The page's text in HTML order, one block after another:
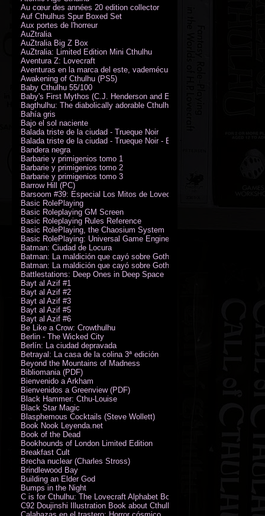
Au cœur des années 20 edition collector
Auf Cthulhus Spur Boxed Set
Aux portes de l'horreur
AuZtralia
AuZtralia Big Z Box
AuZtralia: Limited Edition Mini Cthulhu
Aventura Z: Lovecraft
Aventuras en la marca del este, vademécum de campaña
Awakening of Cthulhu (PS5)
Baby Cthulhu 55/100
Baby's First Mythos (C.J. Henderson and Erica Henderson)
Bagthulhu: The diabolically adorable Cthulhu plushie dicebag
Bahía gris
Bajo el sol naciente
Balada triste de la ciudad - Trueque Noir
Balada triste de la ciudad - Trueque Noir - Edición de coleccionista
Bandera negra
Barbarie y primigenios tomo 1
Barbarie y primigenios tomo 2
Barbarie y primigenios tomo 3
Barrow Hill (PC)
Barsoom #39: Especial Los Mitos de Lovecraft
Basic RolePlaying
Basic Roleplaying GM Screen
Basic Roleplaying Rules Reference
Basic RolePlaying, the Chaosium System
Basic RolePlaying: Universal Game Engine (PDF)
Batman: Ciudad de Locura
Batman: La maldición que cayó sobre Gotham
Batman: La maldición que cayó sobre Gotham
Battlestations: Deep Ones in Deep Space
Bayt al Azif #1
Bayt al Azif #2
Bayt al Azif #3
Bayt al Azif #5
Bayt al Azif #6
Be Like a Crow: Crowthulhu
Berlin - The Wicked City
Berlín: La ciudad depravada
Betrayal: La casa de la colina 3ª edición
Beyond the Mountains of Madness
Bibliomania (PDF)
Bienvenido a Arkham
Bienvenidos a Greenview (PDF)
Black Hammer: Cthu-Louise
Black Star Magic
Blasphemous Cocktails (Steve Wollett)
Book Nook Leyenda.net
Book of the Dead
Bookhounds of London Limited Edition
Breakfast Cult
Brecha nuclear (Charles Stross)
Brindlewood Bay
Building an Elder God
Bumps in the Night
C is for Cthulhu: The Lovecraft Alphabet Board Book
C92 Doujinshi Illustration Book about Cthulhu Mythos